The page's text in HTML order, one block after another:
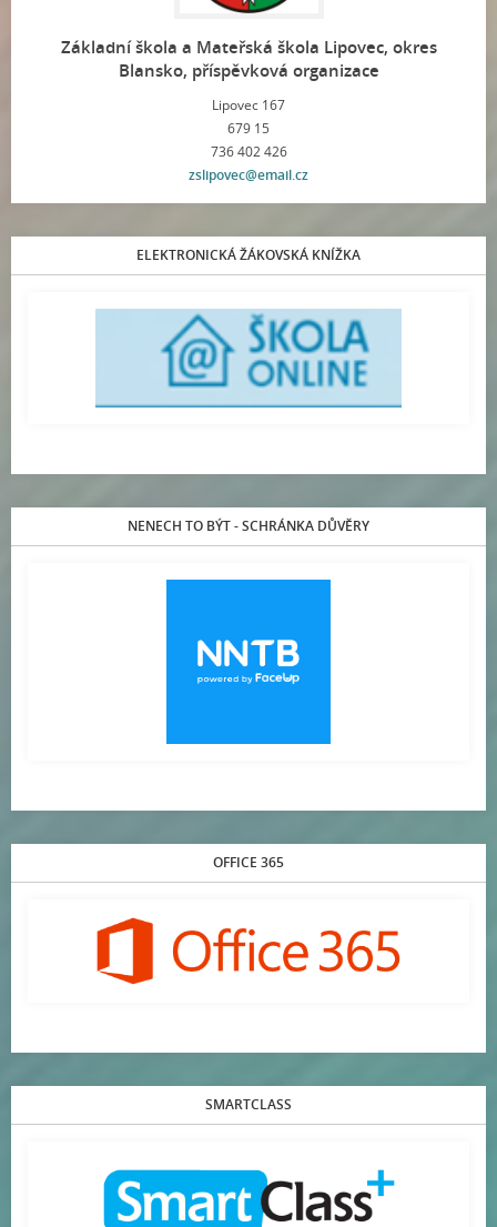
Základní škola a Mateřská škola Lipovec, okres
Blansko, příspěvková organizace
Lipovec 167
679 15
736 402 426
zslipovec@email.cz
ELEKTRONICKÁ ŽÁKOVSKÁ KNÍŽKA
NENECH TO BÝT - SCHRÁNKA DŮVĚRY
OFFICE 365
SMARTCLASS